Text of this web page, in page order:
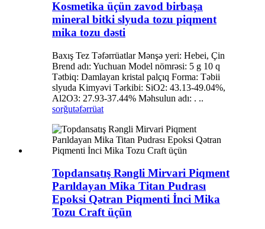
Kosmetika üçün zavod birbaşa
mineral bitki slyuda tozu piqment
mika tozu dəsti
Baxış Tez Təfərrüatlar Mənşə yeri: Hebei, Çin
Brend adı: Yuchuan Model nömrəsi: 5 g 10 q
Tətbiq: Damlayan kristal palçıq Forma: Təbii
slyuda Kimyəvi Tərkibi: SiO2: 43.13-49.04%,
Al2O3: 27.93-37.44% Məhsulun adı: . ..
sorğutəfərrüat
Topdansatış Rəngli Mirvari Piqment
Parıldayan Mika Titan Pudrası
Epoksi Qətran Piqmenti İnci Mika
Tozu Craft üçün